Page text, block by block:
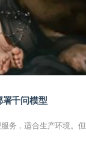
署千问模型
务，适合生产环境。但